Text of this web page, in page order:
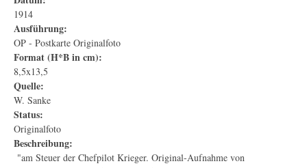
1914
Ausführung:
OP - Postkarte Originalfoto
Format (H*B in cm):
8,5x13,5
Quelle:
W. Sanke
Status:
Originalfoto
Beschreibung:
"am Steuer der Chefpilot Krieger. Original-Aufnahme von